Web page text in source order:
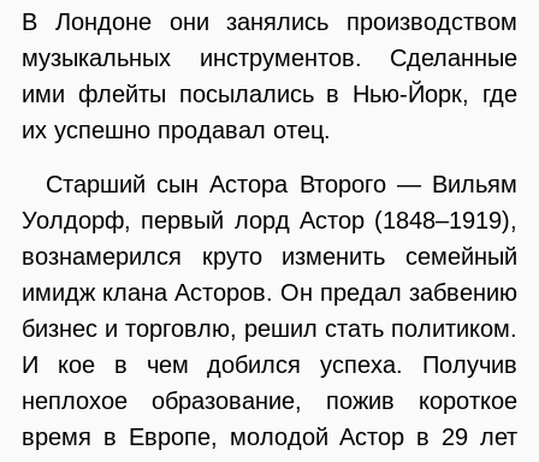
В Лондоне они занялись производством
музыкальных инструментов. Сделанные
ими флейты посылались в Нью-Йорк, где
их успешно продавал отец.
Старший сын Астора Второго — Вильям
Уолдорф, первый лорд Астор (1848–1919),
вознамерился круто изменить семейный
имидж клана Асторов. Он предал забвению
бизнес и торговлю, решил стать политиком.
И кое в чем добился успеха. Получив
неплохое образование, пожив короткое
время в Европе, молодой Астор в 29 лет